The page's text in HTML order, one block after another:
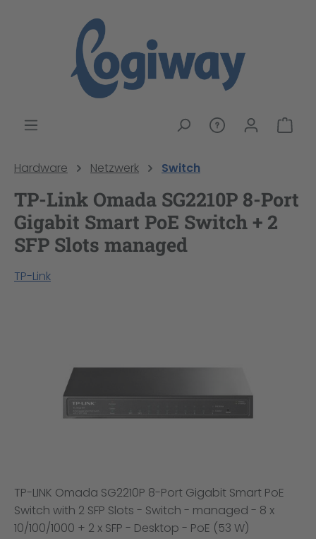
Hardware Netzwerk Switch
TP-Link Omada SG2210P 8-Port
Gigabit Smart PoE Switch + 2
SFP Slots managed
TP-Link
TP-LINK Omada SG2210P 8-Port Gigabit Smart PoE
Switch with 2 SFP Slots - Switch - managed - 8 x
10/100/1000 + 2 x SFP - Desktop - PoE (53 W)